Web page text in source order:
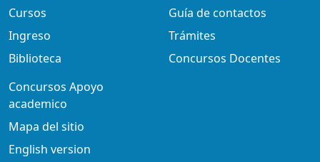
Cursos
Ingreso
Biblioteca
Guía de contactos
Trámites
Concursos Docentes
Concursos Apoyo
academico
Mapa del sitio
English version